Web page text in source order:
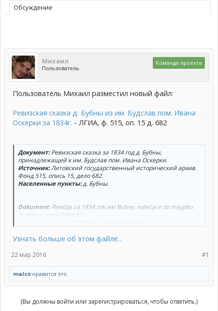
Обсуждение
Михаил
Пользователь
Команда проекта
Пользователь Михаил разместил новый файл:
Ревизская сказка д. Бубны из им. Будслав пом. Ивана
Оскерки за 1834г. - ЛГИА, ф. 515, оп. 15 д. 682
Документ:Ревизская сказка за 1834 год д. Бубны,
принадлежащей к им. Будслав пом. Ивана Оскерки.
Источник:Литовский государственный исторический архив.
Фонд 515, опись 15, дело 682.
Населенные пункты:д. Бубны.
Dokument: Rewizja za 1834 rok wsi Bubny, należące do majątku
Budław p. Jana Oskierki.
Узнать больше об этом файле...
#1
22 мар 2016
malco нравится это.
(Вы должны войти или зарегистрироваться, чтобы ответить.)